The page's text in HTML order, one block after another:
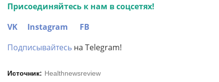
Присоединяйтесь к нам в соцсетях!
VK
Instagram
FB
Подписывайтесь на Telegram!
Источник: Healthnewsreview